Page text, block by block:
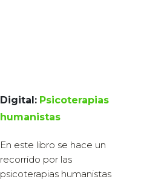
Digital: Psicoterapias
humanistas
En este libro se hace un
recorrido por las
psicoterapias humanistas